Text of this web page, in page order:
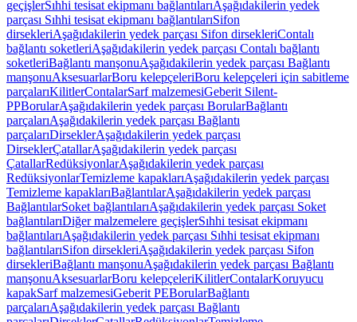
geçişlerSıhhi tesisat ekipmanı bağlantılarıAşağıdakilerin yedek
parçası Sıhhi tesisat ekipmanı bağlantılarıSifon
dirsekleriAşağıdakilerin yedek parçası Sifon dirsekleriContalı
bağlantı soketleriAşağıdakilerin yedek parçası Contalı bağlantı
soketleriBağlantı manşonuAşağıdakilerin yedek parçası Bağlantı
manşonuAksesuarlarBoru kelepçeleriBoru kelepçeleri için sabitleme
parçalarıKilitlerContalarSarf malzemesiGeberit Silent-
PPBorularAşağıdakilerin yedek parçası BorularBağlantı
parçalarıAşağıdakilerin yedek parçası Bağlantı
parçalarıDirseklerAşağıdakilerin yedek parçası
DirseklerÇatallarAşağıdakilerin yedek parçası
ÇatallarRedüksiyonlarAşağıdakilerin yedek parçası
RedüksiyonlarTemizleme kapaklarıAşağıdakilerin yedek parçası
Temizleme kapaklarıBağlantılarAşağıdakilerin yedek parçası
BağlantılarSoket bağlantılarıAşağıdakilerin yedek parçası Soket
bağlantılarıDiğer malzemelere geçişlerSıhhi tesisat ekipmanı
bağlantılarıAşağıdakilerin yedek parçası Sıhhi tesisat ekipmanı
bağlantılarıSifon dirsekleriAşağıdakilerin yedek parçası Sifon
dirsekleriBağlantı manşonuAşağıdakilerin yedek parçası Bağlantı
manşonuAksesuarlarBoru kelepçeleriKilitlerContalarKoruyucu
kapakSarf malzemesiGeberit PEBorularBağlantı
parçalarıAşağıdakilerin yedek parçası Bağlantı